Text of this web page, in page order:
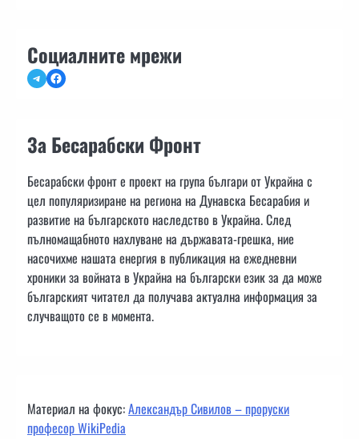
Социалните мрежи
TelegramFacebook
За Бесарабски Фронт
Бесарабски фронт е проект на група българи от Украйна с
цел популяризиране на региона на Дунавска Бесарабия и
развитие на българското наследство в Украйна. След
пълномащабното нахлуване на държавата-грешка, ние
насочихме нашата енергия в публикация на ежедневни
хроники за войната в Украйна на български език за да може
българският читател да получава актуална информация за
случващото се в момента.
Материал на фокус:Александър Сивилов – проруски
професор WikiPedia